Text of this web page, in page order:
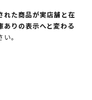
た商品が実店舗と在
りの表示へと変わる
。